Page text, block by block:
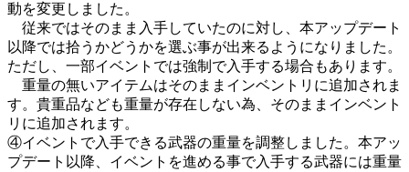
動を変更しました。
従来ではそのまま入手していたのに対し、本アップデート
以降では拾うかどうかを選ぶ事が出来るようになりました。
ただし、一部イベントでは強制で入手する場合もあります。
重量の無いアイテムはそのままインベントリに追加されま
す。貴重品なども重量が存在しない為、そのままインベント
リに追加されます。
④イベントで入手できる武器の重量を調整しました。本アッ
プデート以降、イベントを進める事で入手する武器には重量